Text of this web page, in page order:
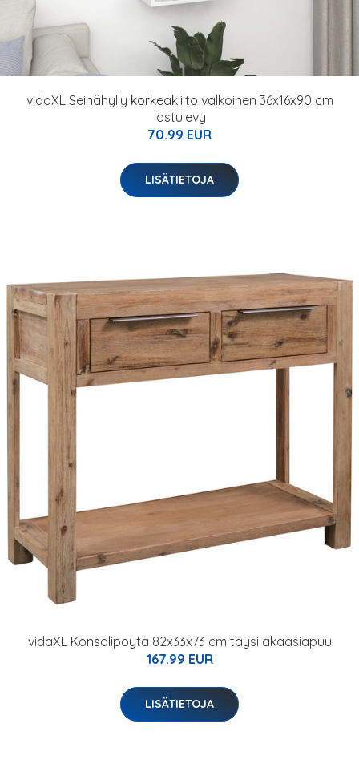
vidaXL Seinähylly korkeakiilto valkoinen 36x16x90 cm
lastulevy
70.99 EUR
LISÄTIETOJA
vidaXL Konsolipöytä 82x33x73 cm täysi akaasiapuu
167.99 EUR
LISÄTIETOJA